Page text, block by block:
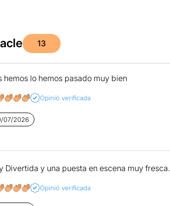
13
hemos lo hemos pasado muy bien
Opinió verificada
07/2026
Divertida y una puesta en escena muy fresca.
Opinió verificada